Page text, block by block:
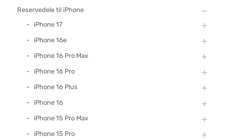
Reservedele til iPhone
iPhone 17
iPhone 16e
iPhone 16 Pro Max
iPhone 16 Pro
iPhone 16 Plus
iPhone 16
iPhone 15 Pro Max
iPhone 15 Pro